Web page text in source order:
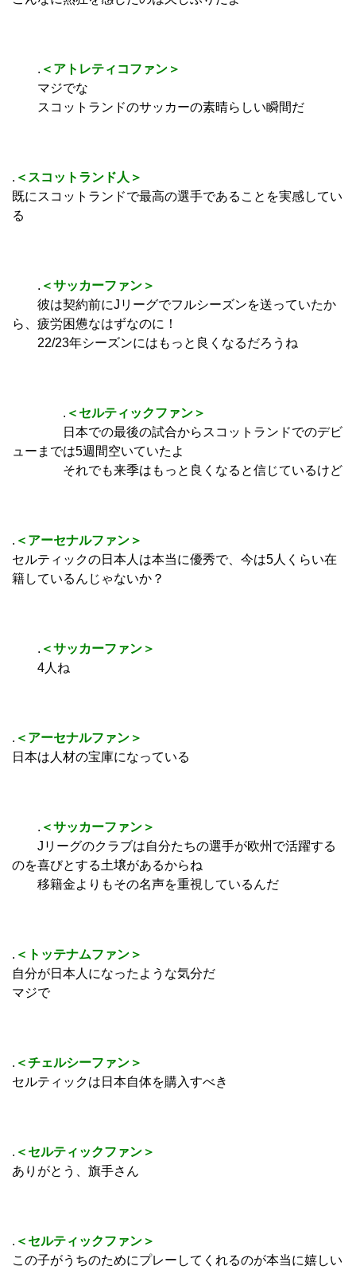
. ＜アトレティコファン＞
マジでな
スコットランドのサッカーの素晴らしい瞬間だ
. ＜スコットランド人＞
既にスコットランドで最高の選手であることを実感してい
る
. ＜サッカーファン＞
彼は契約前にJリーグでフルシーズンを送っていたか
ら、疲労困憊なはずなのに！
22/23年シーズンにはもっと良くなるだろうね
. ＜セルティックファン＞
日本での最後の試合からスコットランドでのデビ
ューまでは5週間空いていたよ
それでも来季はもっと良くなると信じているけど
. ＜アーセナルファン＞
セルティックの日本人は本当に優秀で、今は5人くらい在
籍しているんじゃないか？
. ＜サッカーファン＞
4人ね
. ＜アーセナルファン＞
日本は人材の宝庫になっている
. ＜サッカーファン＞
Jリーグのクラブは自分たちの選手が欧州で活躍する
のを喜びとする土壌があるからね
移籍金よりもその名声を重視しているんだ
. ＜トッテナムファン＞
自分が日本人になったような気分だ
マジで
. ＜チェルシーファン＞
セルティックは日本自体を購入すべき
. ＜セルティックファン＞
ありがとう、旗手さん
. ＜セルティックファン＞
この子がうちのためにプレーしてくれるのが本当に嬉しい